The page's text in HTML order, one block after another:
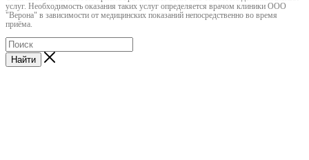
услуг. Необходимость оказания таких услуг определяется врачом клиники ООО
"Верона" в зависимости от медицинских показаний непосредственно во время
приёма.
Найти